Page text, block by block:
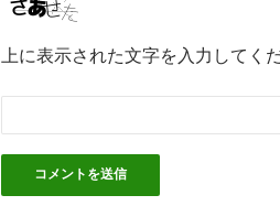
上に表示された文字を入力してく